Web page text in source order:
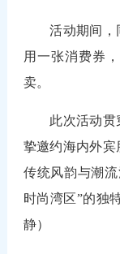
活动期间，同
用一张消费券
卖。
此次活动贯穿
挚邀约海内外宾
传统风韵与潮
时尚湾区”的独
静）